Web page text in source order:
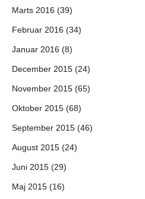
Marts 2016 (39)
Februar 2016 (34)
Januar 2016 (8)
December 2015 (24)
November 2015 (65)
Oktober 2015 (68)
September 2015 (46)
August 2015 (24)
Juni 2015 (29)
Maj 2015 (16)